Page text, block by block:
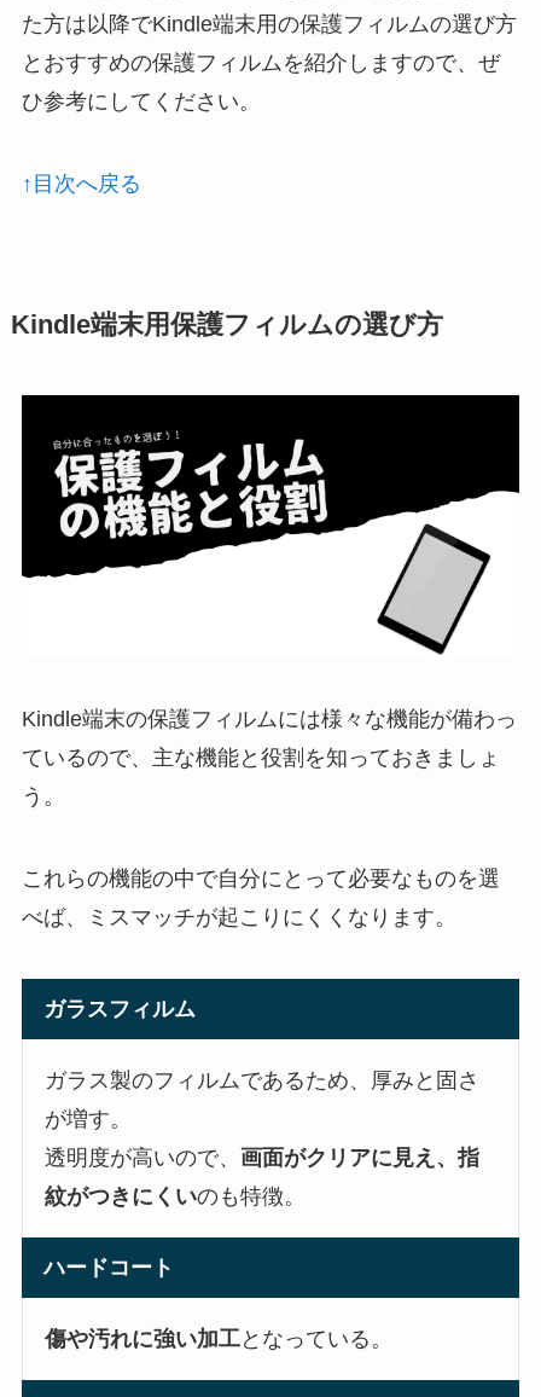
た方は以降でKindle端末用の保護フィルムの選び方
とおすすめの保護フィルムを紹介しますので、ぜ
ひ参考にしてください。
↑目次へ戻る
Kindle端末用保護フィルムの選び方
Kindle端末の保護フィルムには様々な機能が備わっ
ているので、主な機能と役割を知っておきましょ
う。
これらの機能の中で自分にとって必要なものを選
べば、ミスマッチが起こりにくくなります。
ガラスフィルム
ガラス製のフィルムであるため、厚みと固さ
が増す。
透明度が高いので、 画面がクリアに見え、指
紋がつきにくいのも特徴。
ハードコート
傷や汚れに強い加工となっている。